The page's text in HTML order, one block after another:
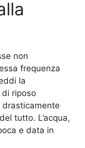
non
frequenza
la
riposo
tutto. L’acqua,
e data in